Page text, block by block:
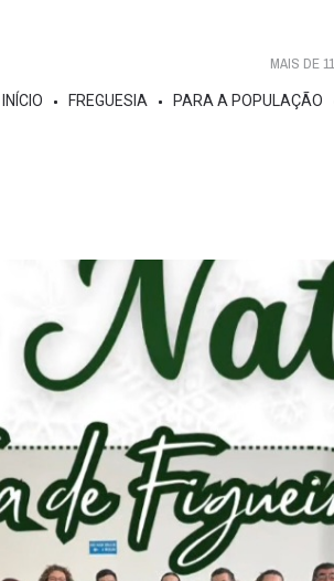
MAIS DE
INÍCIO FREGUESIA PARA A POPULAÇÃO